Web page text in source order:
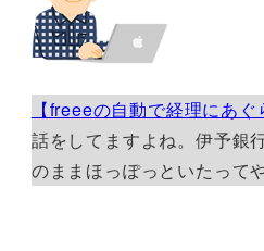
【freeeの自動で経理にあぐ
話をしてますよね。伊予銀
のままほっぽっといたって